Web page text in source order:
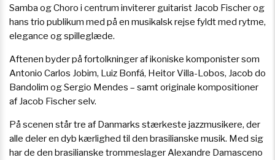
Samba og Choro i centrum inviterer guitarist Jacob Fischer og
hans trio publikum med på en musikalsk rejse fyldt med rytme,
elegance og spilleglæde.
Aftenen byder på fortolkninger af ikoniske komponister som
Antonio Carlos Jobim, Luiz Bonfá, Heitor Villa-Lobos, Jacob do
Bandolim og Sergio Mendes – samt originale kompositioner
af Jacob Fischer selv.
På scenen står tre af Danmarks stærkeste jazzmusikere, der
alle deler en dyb kærlighed til den brasilianske musik. Med sig
har de den brasilianske trommeslager Alexandre Damasceno